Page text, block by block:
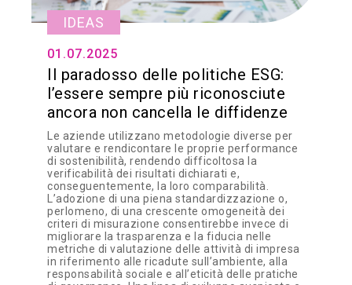
IDEAS
01.07.2025
Il paradosso delle politiche ESG:
l’essere sempre più riconosciute
ancora non cancella le diffidenze
Le aziende utilizzano metodologie diverse per
valutare e rendicontare le proprie performance
di sostenibilità, rendendo difficoltosa la
verificabilità dei risultati dichiarati e,
conseguentemente, la loro comparabilità.
L’adozione di una piena standardizzazione o,
perlomeno, di una crescente omogeneità dei
criteri di misurazione consentirebbe invece di
migliorare la trasparenza e la fiducia nelle
metriche di valutazione delle attività di impresa
in riferimento alle ricadute sull’ambiente, alla
responsabilità sociale e all’eticità delle pratiche